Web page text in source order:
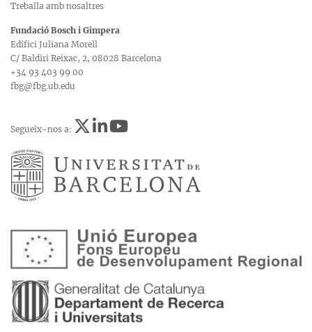
Treballa amb nosaltres
Fundació Bosch i Gimpera
Edifici Juliana Morell
C/ Baldiri Reixac, 2, 08028 Barcelona
+34 93 403 99 00
fbg@fbg.ub.edu
Segueix-nos a: